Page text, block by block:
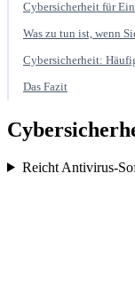
Cybersicherheit für
Was zu tun ist, wenn
Cybersicherheit:
Das Fazit
Reicht Antivirus-